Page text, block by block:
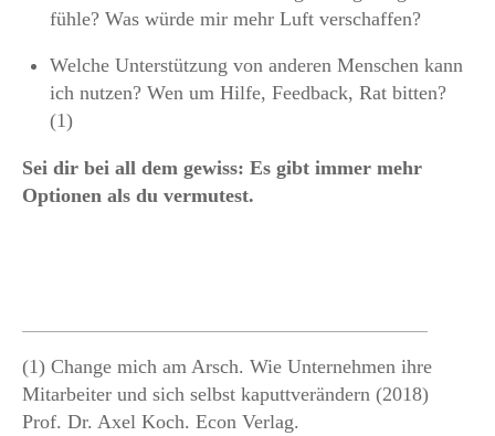
fühle? Was würde mir mehr Luft verschaffen?
Welche Unterstützung von anderen Menschen kann
ich nutzen? Wen um Hilfe, Feedback, Rat bitten?
(1)
Sei dir bei all dem gewiss: Es gibt immer mehr
Optionen als du vermutest.
(1) Change mich am Arsch. Wie Unternehmen ihre
Mitarbeiter und sich selbst kaputtverändern (2018)
Prof. Dr. Axel Koch. Econ Verlag.